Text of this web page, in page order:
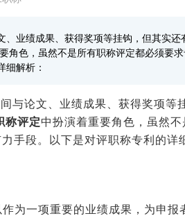
业绩成果、获得奖项等挂钩，但其实
角色，虽然不是所有职称评定都必须要
细解析：
与论文、业绩成果、获得奖项等
称评定中扮演着重要角色，虽然
手段。以下是对评职称专利的详
为一项重要的业绩成果，为申报